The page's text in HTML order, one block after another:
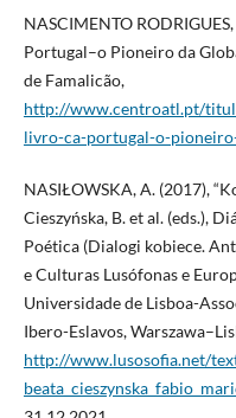
NASCIMENTO
Portugal–o Pioneiro da
de Famalicão,
http://www.centroatl.pt/
livro-ca-portugal-o-
NASIŁOWSKA, A. (2017),
Cieszyńska, B. et al. (eds.),
Poética (Dialogi kobiece.
e Culturas Lusófonas e
Universidade de Lisboa-
Ibero-Eslavos,
http://www.lusosofia.net/